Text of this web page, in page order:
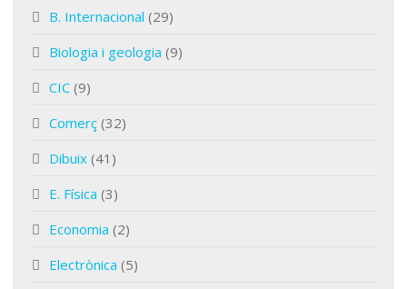
B. Internacional (29)
Biologia i geologia (9)
CIC (9)
Comerç (32)
Dibuix (41)
E. Física (3)
Economia (2)
Electrònica (5)